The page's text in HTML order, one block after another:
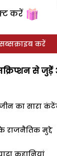
करें
करें
से जुड़ेें
का सारा
राजनैतिक मुद्दे
कहानियां